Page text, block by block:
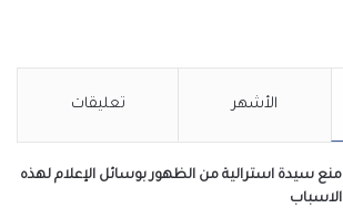
الأشهر تعليقات
منع سيدة استرالية من الظهور بوسائل الإعلام لهذه
الاسباب